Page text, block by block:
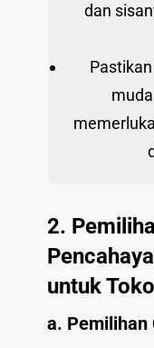
dan
2.
untuk Toko
a. Pemilihan